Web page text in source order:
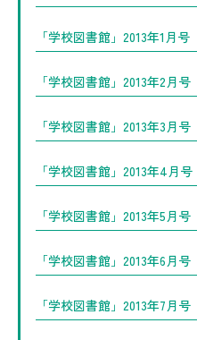
「学校図書館」2013年1月号
「学校図書館」2013年2月号
「学校図書館」2013年3月号
「学校図書館」2013年4月号
「学校図書館」2013年5月号
「学校図書館」2013年6月号
「学校図書館」2013年7月号